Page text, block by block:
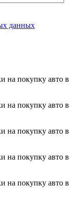
данных
на покупку авто в
на покупку авто в
на покупку авто в
на покупку авто в
на покупку авто в